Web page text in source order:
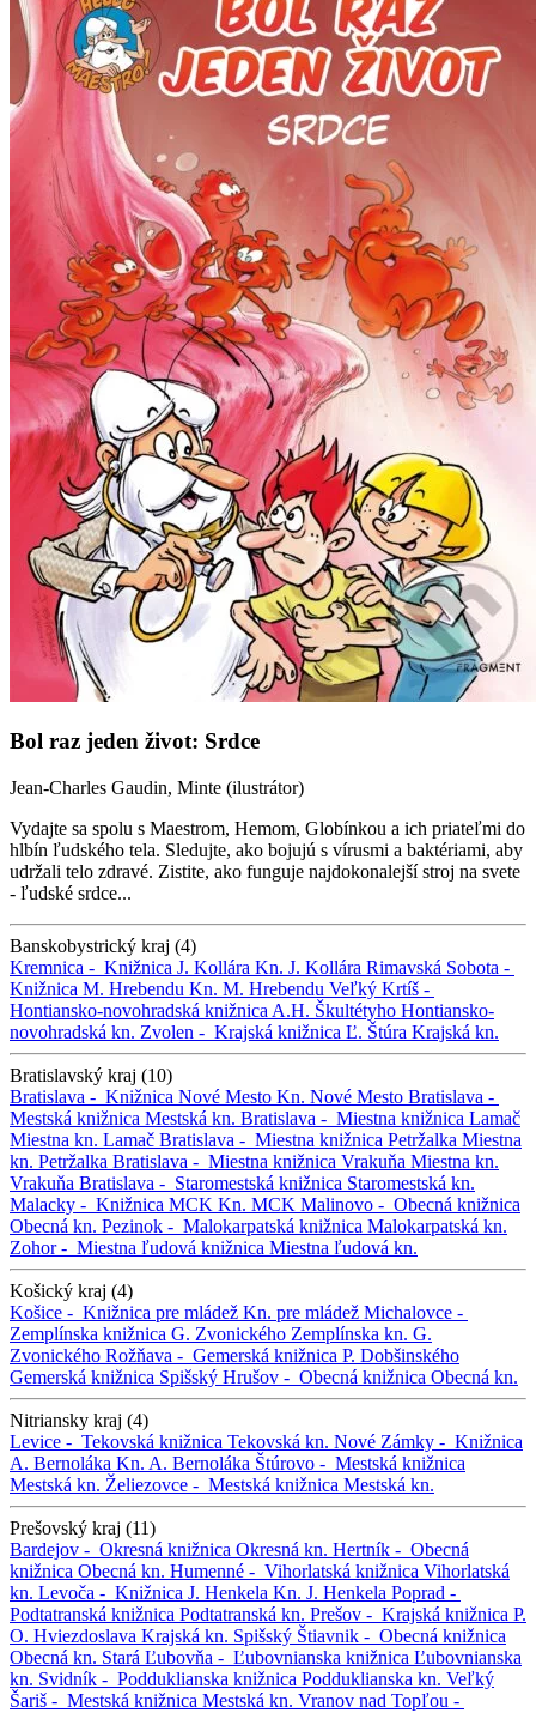
Bol raz jeden život: Srdce
Jean-Charles Gaudin, Minte (ilustrátor)
Vydajte sa spolu s Maestrom, Hemom, Globínkou a ich priateľmi do
hlbín ľudského tela. Sledujte, ako bojujú s vírusmi a baktériami, aby
udržali telo zdravé. Zistite, ako funguje najdokonalejší stroj na svete
- ľudské srdce...
Banskobystrický kraj (4)
Kremnica - Knižnica J. Kollára Kn. J. Kollára Rimavská Sobota -
Knižnica M. Hrebendu Kn. M. Hrebendu Veľký Krtíš -
Hontiansko-novohradská knižnica A.H. Škultétyho Hontiansko-
novohradská kn. Zvolen - Krajská knižnica Ľ. Štúra Krajská kn.
Bratislavský kraj (10)
Bratislava - Knižnica Nové Mesto Kn. Nové Mesto Bratislava -
Mestská knižnica Mestská kn. Bratislava - Miestna knižnica Lamač
Miestna kn. Lamač Bratislava - Miestna knižnica Petržalka Miestna
kn. Petržalka Bratislava - Miestna knižnica Vrakuňa Miestna kn.
Vrakuňa Bratislava - Staromestská knižnica Staromestská kn.
Malacky - Knižnica MCK Kn. MCK Malinovo - Obecná knižnica
Obecná kn. Pezinok - Malokarpatská knižnica Malokarpatská kn.
Zohor - Miestna ľudová knižnica Miestna ľudová kn.
Košický kraj (4)
Košice - Knižnica pre mládež Kn. pre mládež Michalovce -
Zemplínska knižnica G. Zvonického Zemplínska kn. G.
Zvonického Rožňava - Gemerská knižnica P. Dobšinského
Gemerská knižnica Spišský Hrušov - Obecná knižnica Obecná kn.
Nitriansky kraj (4)
Levice - Tekovská knižnica Tekovská kn. Nové Zámky - Knižnica
A. Bernoláka Kn. A. Bernoláka Štúrovo - Mestská knižnica
Mestská kn. Želiezovce - Mestská knižnica Mestská kn.
Prešovský kraj (11)
Bardejov - Okresná knižnica Okresná kn. Hertník - Obecná
knižnica Obecná kn. Humenné - Vihorlatská knižnica Vihorlatská
kn. Levoča - Knižnica J. Henkela Kn. J. Henkela Poprad -
Podtatranská knižnica Podtatranská kn. Prešov - Krajská knižnica P.
O. Hviezdoslava Krajská kn. Spišský Štiavnik - Obecná knižnica
Obecná kn. Stará Ľubovňa - Ľubovnianska knižnica Ľubovnianska
kn. Svidník - Podduklianska knižnica Podduklianska kn. Veľký
Šariš - Mestská knižnica Mestská kn. Vranov nad Topľou -